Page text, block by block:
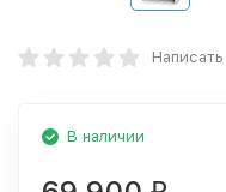
В наличии